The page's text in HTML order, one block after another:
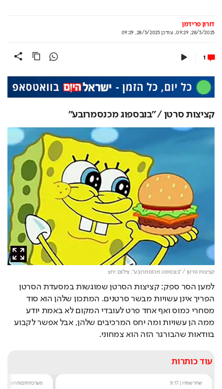
דורון פרידמן
28/5/2025, 09:29
, עודכן28/5/2025, 09:29
1
קציצות סרטן / "בובספוג מכנסמרובע"
קציצות סרטן / "בובספוג מכנסמרובע", צילום: יחצ
למען הסר ספק: קציצות הסרטן שמוגשות במסעדת הסרטן
בוודאות שהבורגר הזה הוא צמחוני.
עוד כותרות